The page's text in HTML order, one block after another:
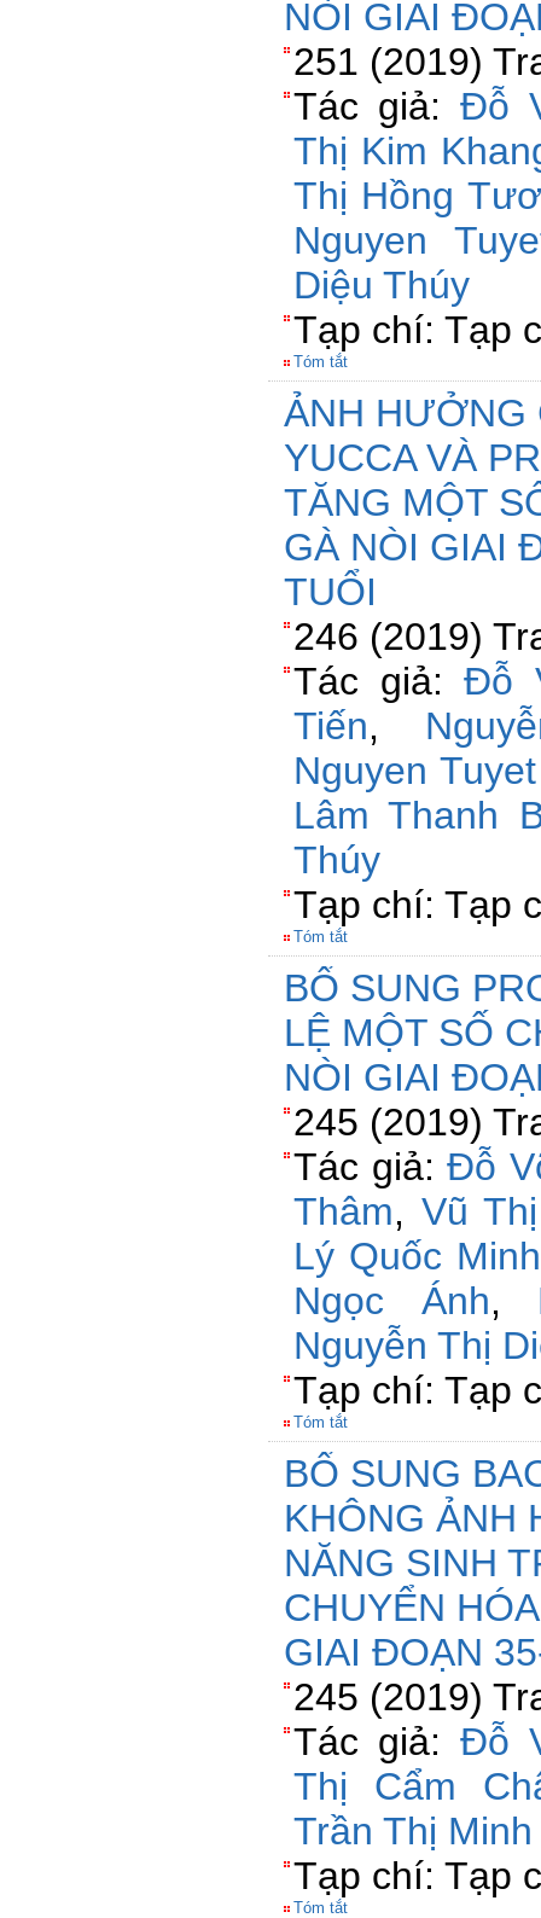
NÒI GIAI
251 (2019)
Tác giả: Đỗ
Thị Kim
Thị Hồng
Nguyen
Diệu Thúy
Tạp chí: Tạp
Tóm tắt
ẢNH HƯỞNG
YUCCA VÀ
TĂNG MỘT
GÀ NÒI GIAI
TUỔI
246 (2019)
Tác giả:Đỗ
Tiến,
Nguyen
Lâm Thanh
Thúy
Tạp chí: Tạp
Tóm tắt
BỔ SUNG
LỆ MỘT SỐ
NÒI GIAI
245 (2019)
Tác giả:Đỗ
Thâm, Vũ
Lý Quốc Minh
Ngọc Ánh,
Nguyễn Thị
Tạp chí: Tạp
Tóm tắt
BỔ SUNG
KHÔNG ẢNH
NĂNG SINH
CHUYỂN
GIAI ĐOẠN
245 (2019)
Tác giả: Đỗ
Thị Cẩm
Trần Thị
Tạp chí: Tạp
Tóm tắt